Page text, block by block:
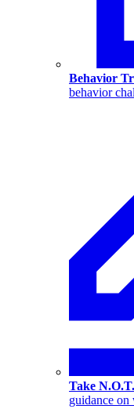
Behavior
behavior
Take
guidance on